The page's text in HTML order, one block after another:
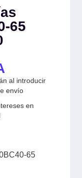
65
al introducir
envío
en
65